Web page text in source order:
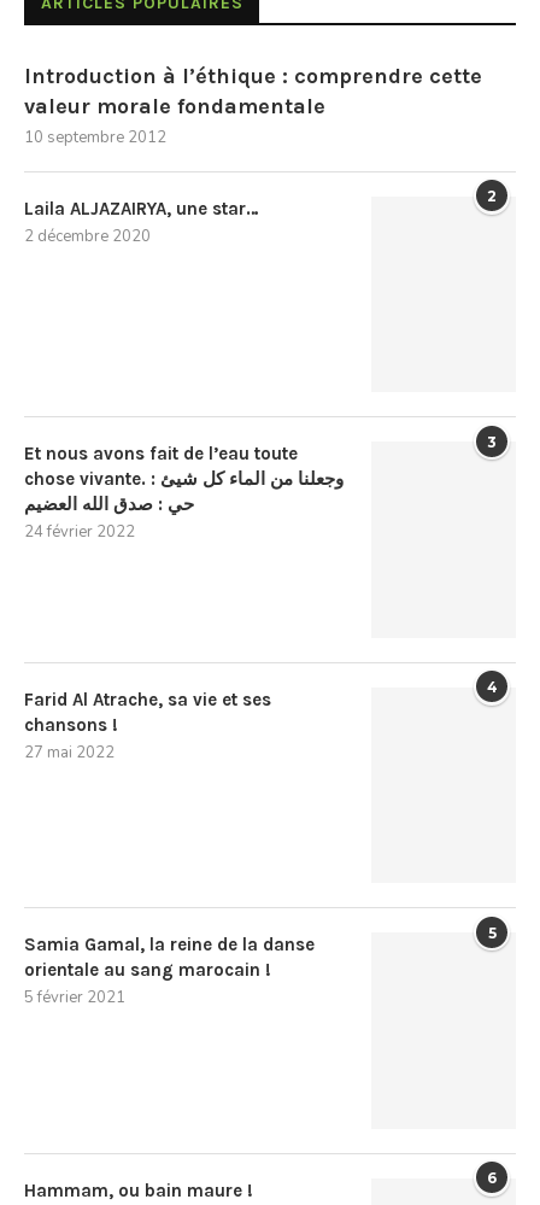
Introduction à l’éthique : comprendre cette
valeur morale fondamentale
10 septembre 2012
2
Laila ALJAZAIRYA, une star…
2 décembre 2020
3
Et nous avons fait de l’eau toute
chose vivante. : وجعلنا من الماء كل شيئ
حي : صدق الله العضيم
24 février 2022
4
Farid Al Atrache, sa vie et ses
chansons !
27 mai 2022
5
Samia Gamal, la reine de la danse
orientale au sang marocain !
5 février 2021
6
Hammam, ou bain maure !